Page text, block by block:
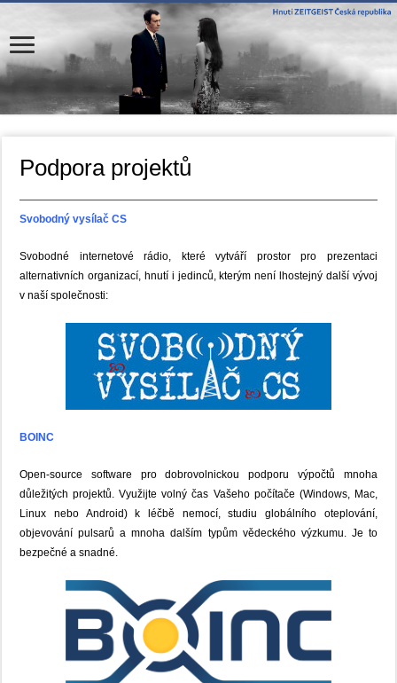
Podpora projektů
Svobodný vysílač CS
Svobodné internetové rádio, které vytváří prostor pro prezentaci
alternativních organizací, hnutí i jedinců, kterým není lhostejný další vývoj
v naší společnosti:
BOINC
Open-source software pro dobrovolnickou podporu výpočtů mnoha
důležitých projektů. Využijte volný čas Vašeho počítače (Windows, Mac,
Linux nebo Android) k léčbě nemocí, studiu globálního oteplování,
objevování pulsarů a mnoha dalším typům vědeckého výzkumu. Je to
bezpečné a snadné.